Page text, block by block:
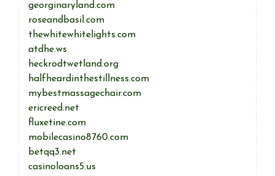
georginaryland.com
roseandbasil.com
thewhitewhitelights.com
atdhe.ws
heckrodtwetland.org
halfheardinthestillness.com
mybestmassagechair.com
ericreed.net
fluxetine.com
mobilecasino8760.com
betqq3.net
casinoloans5.us